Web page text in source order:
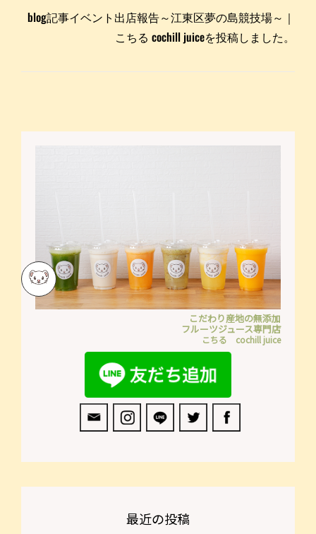
blog記事イベント出店報告～江東区夢の島競技場～｜
こちる cochill juiceを投稿しました。
こだわり産地の無添加
フルーツジュース専門店
こちる cochill juice
最近の投稿